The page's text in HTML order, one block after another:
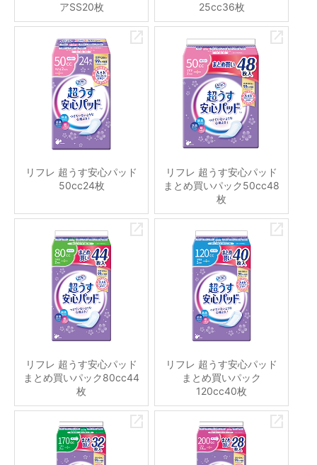
アSS20枚
25cc36枚
リフレ 超うす安心パッド
50cc24枚
リフレ 超うす安心パッド
まとめ買いパック50cc48
枚
リフレ 超うす安心パッド
まとめ買いパック80cc44
枚
リフレ 超うす安心パッド
まとめ買いパック
120cc40枚